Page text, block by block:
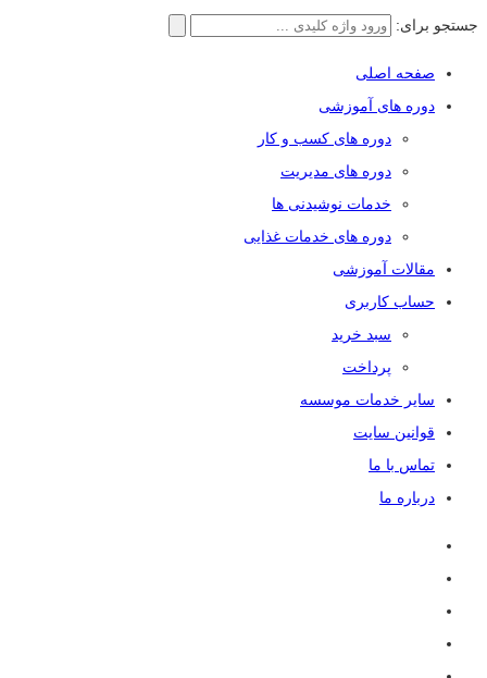
جستجو برای:
صفحه اصلی
دوره های آموزشی
دوره های کسب و کار
دوره های مدیریت
خدمات نوشیدنی ها
دوره های خدمات غذایی
مقالات آموزشی
حساب کاربری
سبد خرید
پرداخت
سایر خدمات موسسه
قوانین سایت
تماس با ما
درباره ما